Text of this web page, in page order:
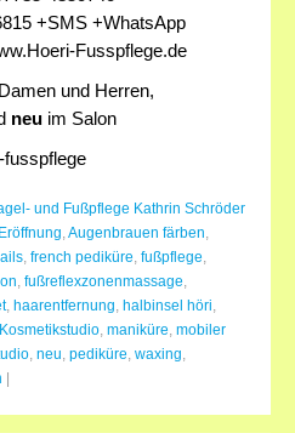
+SMS +WhatsApp
Fusspflege.de
und Herren,
neu im Salon
und Fußpflege Kathrin Schröder
,Augenbrauen färben,
, french pediküre, fußpflege,
, fußreflexzonenmassage,
, haarentfernung, halbinsel höri,
Kosmetikstudio, maniküre, mobiler
, neu, pediküre, waxing,